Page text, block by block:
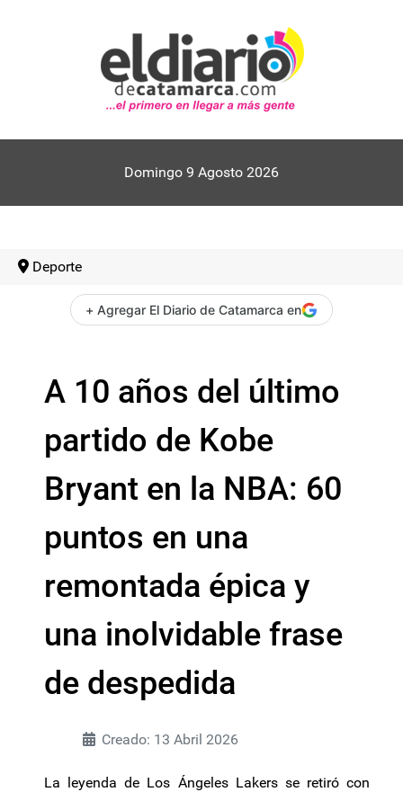
Domingo 9 Agosto 2026
Deporte
+ Agregar El Diario de Catamarca en
A 10 años del último
partido de Kobe
Bryant en la NBA: 60
puntos en una
remontada épica y
una inolvidable frase
de despedida
Creado: 13 Abril 2026
La leyenda de Los Ángeles Lakers se retiró con